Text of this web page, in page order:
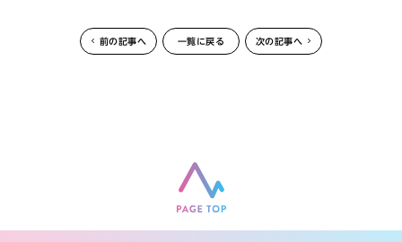
前の記事へ 一覧に戻る 次の記事へ